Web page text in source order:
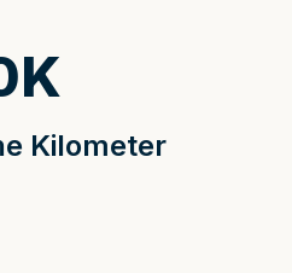
Kilometer
K